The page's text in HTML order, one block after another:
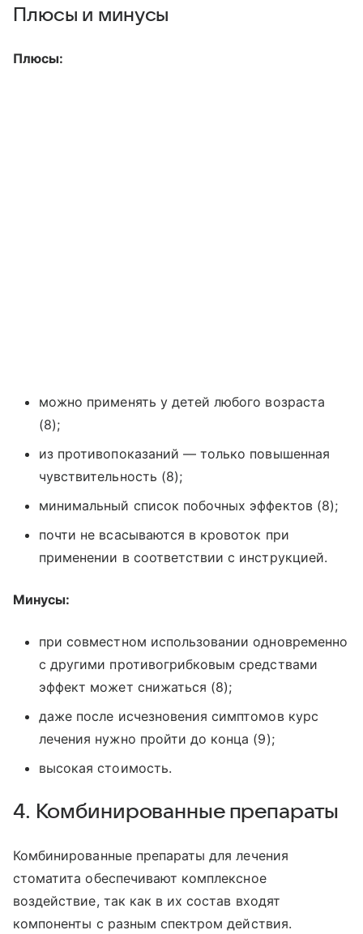
Плюсы и минусы
Плюсы:
можно применять у детей любого возраста
(8);
из противопоказаний — только повышенная
чувствительность (8);
минимальный список побочных эффектов (8);
почти не всасываются в кровоток при
применении в соответствии с инструкцией.
Минусы:
при совместном использовании одновременно
с другими противогрибковым средствами
эффект может снижаться (8);
даже после исчезновения симптомов курс
лечения нужно пройти до конца (9);
высокая стоимость.
4. Комбинированные препараты
Комбинированные препараты для лечения
стоматита обеспечивают комплексное
воздействие, так как в их состав входят
компоненты с разным спектром действия.